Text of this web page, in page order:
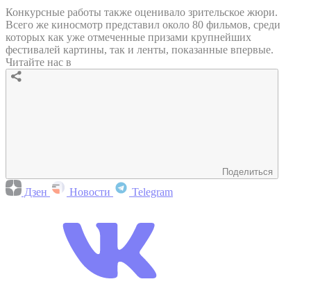
Конкурсные работы также оценивало зрительское жюри.
Всего же киносмотр представил около 80 фильмов, среди
которых как уже отмеченные призами крупнейших
фестивалей картины, так и ленты, показанные впервые.
Читайте нас в
Поделиться
Дзен Новости Telegram